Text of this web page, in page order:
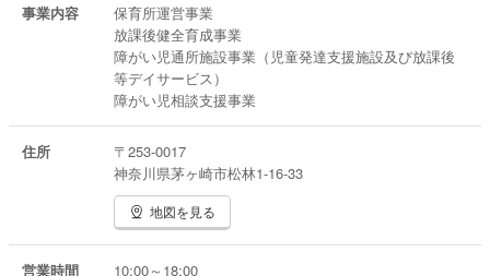
事業内容
保育所運営事業
放課後健全育成事業
障がい児通所施設事業（児童発達支援施設及び放課後
等デイサービス）
障がい児相談支援事業
住所
〒253-0017
神奈川県茅ヶ崎市松林1-16-33
地図を見る
営業時間 10:00～18:00